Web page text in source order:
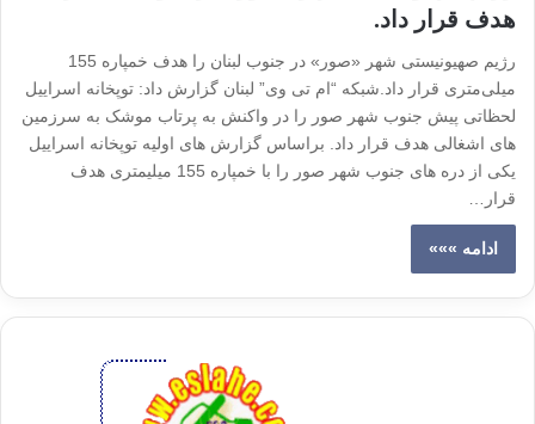
هدف قرار داد.
رژیم صهیونیستی شهر «صور» در جنوب لبنان را هدف خمپاره 155
میلی‌متری قرار داد.شبکه “ام تی وی” لبنان گزارش داد: توپخانه اسراییل
لحظاتی پیش جنوب شهر صور را در واکنش به پرتاب موشک به سرزمین
های اشغالی هدف قرار داد. براساس گزارش های اولیه توپخانه اسراییل
یکی از دره های جنوب شهر صور را با خمپاره 155 میلیمتری هدف
قرار…
ادامه »»»